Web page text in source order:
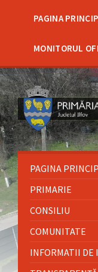
PAGINA
MONITORUL
PAGINA
PRIMARIE
CONSILIU
COMUNITATE
INFORMATII DE